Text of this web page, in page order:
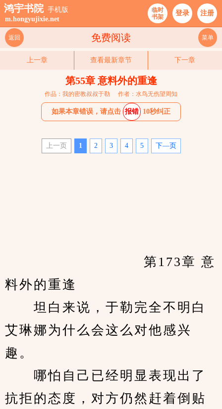
鸿宇书院 手机版
m.hongyujixie.net
临时
书架
登录 注册
免费阅读
返回 菜单
上一章 查看最新章节 下一章
第55章 意料外的重逢
作品：我的密教叔叔于勒 作者：水鸟无伤望周知
如果本章错误，请点击 报错 10秒纠正
上一页 1 2 3 4 5 下—页
料外的重逢
坦白来说，于勒完全不明白
艾琳娜为什么会这么对他感兴
趣。
哪怕自己已经明显表现出了
抗拒的态度，对方仍然赶着倒贴